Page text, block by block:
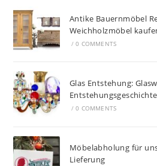
Antike Bauernmöbel
Weichholzmöbel
/ 0 COMMENTS
Glas Entstehung:
Entstehungsgeschichte
/ 0 COMMENTS
Möbelabholung für
Lieferung